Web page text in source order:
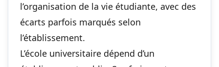
l’organisation de la vie étudiante, avec des
écarts parfois marqués selon
l’établissement.
L’école universitaire dépend d’un